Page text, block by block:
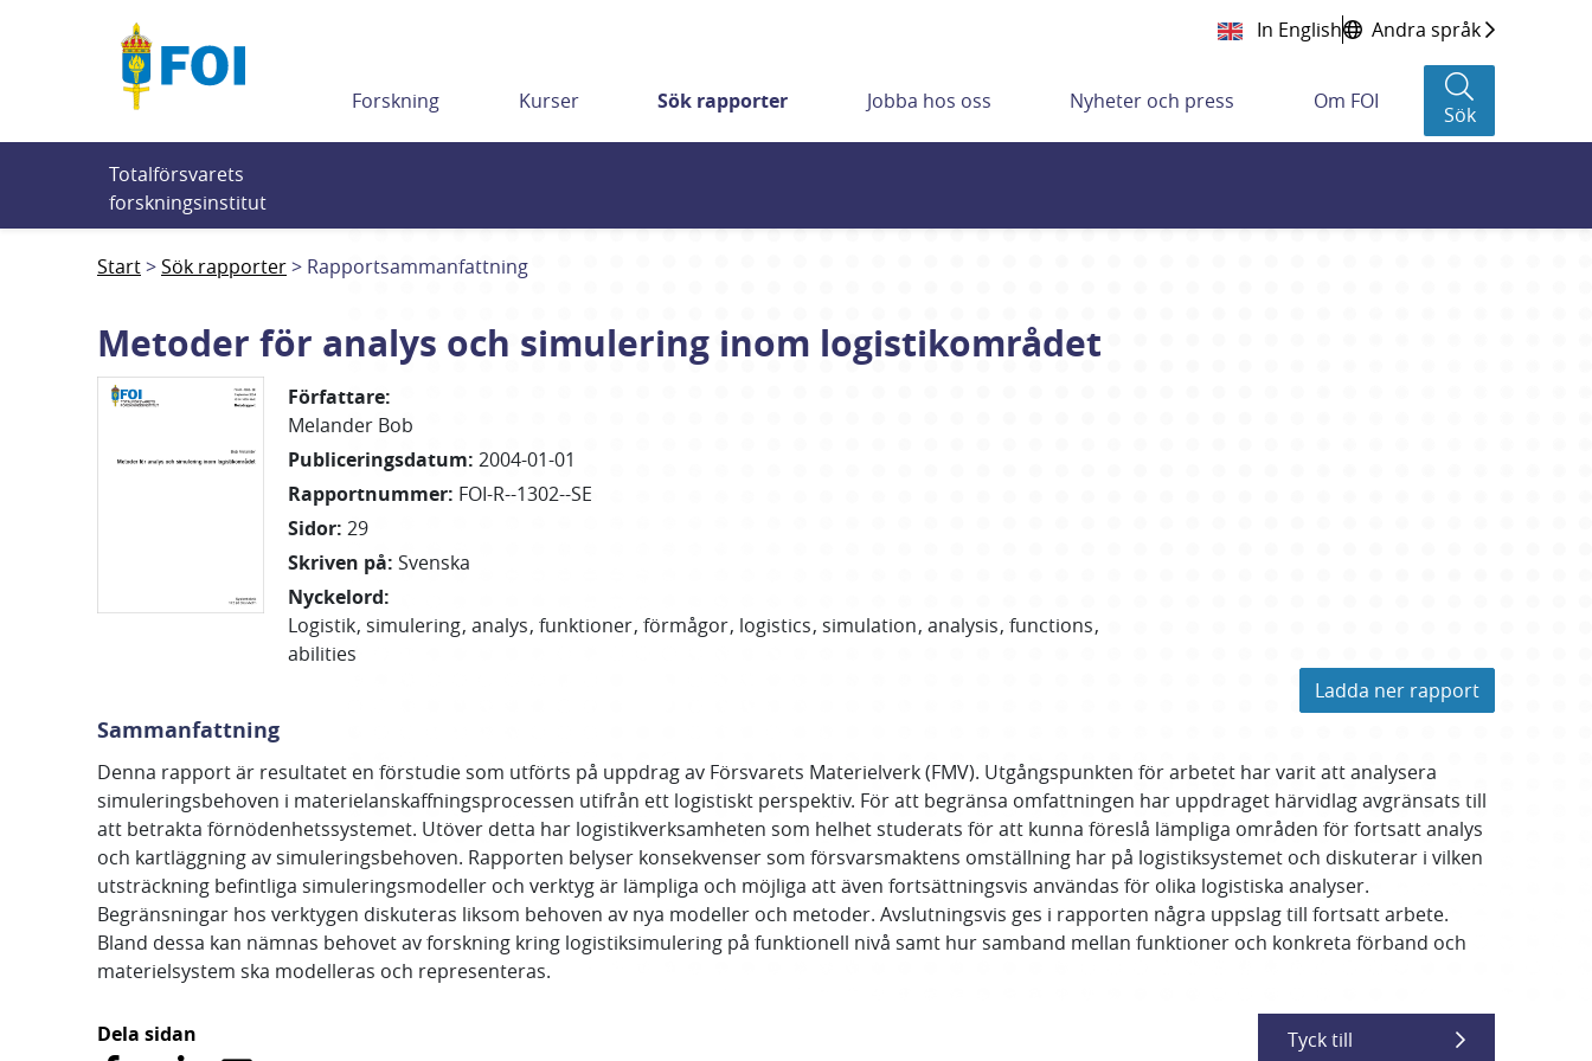
In English Andra språk
Forskning Kurser Sök rapporter Jobba hos oss Nyheter och press Om FOI
Sök
Totalförsvarets
forskningsinstitut
Start Sök rapporter Rapportsammanfattning
Metoder för analys och simulering inom logistikområdet
Författare:
Melander Bob
Publiceringsdatum: 2004-01-01
Rapportnummer: FOI-R--1302--SE
Sidor: 29
Skriven på: Svenska
Nyckelord:
Logistik simulering analys funktioner förmågor logistics simulation analysis functions
abilities
Ladda ner rapport
Sammanfattning
Denna rapport är resultatet en förstudie som utförts på uppdrag av Försvarets Materielverk (FMV). Utgångspunkten för arbetet har varit att analysera
simuleringsbehoven i materielanskaffningsprocessen utifrån ett logistiskt perspektiv. För att begränsa omfattningen har uppdraget härvidlag avgränsats till
att betrakta förnödenhetssystemet. Utöver detta har logistikverksamheten som helhet studerats för att kunna föreslå lämpliga områden för fortsatt analys
och kartläggning av simuleringsbehoven. Rapporten belyser konsekvenser som försvarsmaktens omställning har på logistiksystemet och diskuterar i vilken
utsträckning befintliga simuleringsmodeller och verktyg är lämpliga och möjliga att även fortsättningsvis användas för olika logistiska analyser.
Begränsningar hos verktygen diskuteras liksom behoven av nya modeller och metoder. Avslutningsvis ges i rapporten några uppslag till fortsatt arbete.
Bland dessa kan nämnas behovet av forskning kring logistiksimulering på funktionell nivå samt hur samband mellan funktioner och konkreta förband och
materielsystem ska modelleras och representeras.
Dela sidan Tyck till